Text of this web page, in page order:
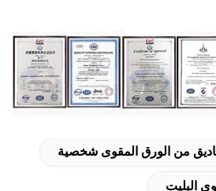
من الورق المقوى شخصية
البليت